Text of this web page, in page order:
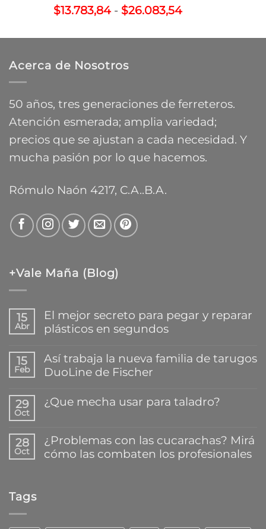
$3.487,26
$9.588,55
$13.783,84 - $26.083,54Rango
precios:
$26.083,54
Acerca de Nosotros
50 años, tres generaciones de ferreteros.
Atención esmerada; amplia variedad;
precios que se ajustan a cada necesidad. Y
mucha pasión por lo que hacemos.
Rómulo Naón 4217, C.A..B.A.
+Vale Maña (Blog)
15
Abr
El mejor secreto para pegar y reparar
plásticos en segundos
hay
comentarios
en
secreto
para
reparar
plásticos
en
15
Feb
Así trabaja la nueva familia de tarugos
DuoLine de Fischer
hay
comentarios
la
nueva
29
Oct
¿Que mecha usar para taladro?
comentarios
en
¿Que
28
Oct
¿Problemas con las cucarachas? Mirá
cómo las combaten los profesionales
Tags